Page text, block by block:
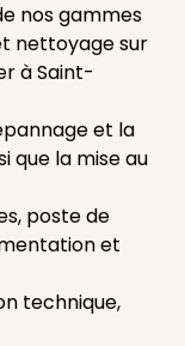
nos gammes
nettoyage sur
à Saint-
et la
que la mise au
poste de
et
technique,